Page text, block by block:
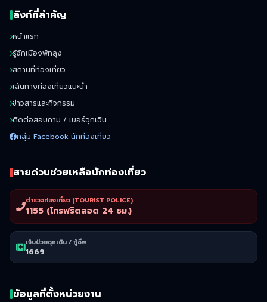
ลิงก์ที่สำคัญ
หน้าแรก
รู้จักเมืองพัทลุง
สถานที่ท่องเที่ยว
เส้นทางท่องเที่ยวแนะนำ
ข่าวสารและกิจกรรม
ติดต่อสอบถาม / เบอร์ฉุกเฉิน
กลุ่ม Facebook นักท่องเที่ยว
สายด่วนช่วยเหลือนักท่องเที่ยว
ตำรวจท่องเที่ยว (TOURIST POLICE)
1155 (โทรฟรีตลอด 24 ชม.)
เจ็บป่วยฉุกเฉิน / กู้ชีพ
1669
ข้อมูลที่ตั้งหน่วยงาน